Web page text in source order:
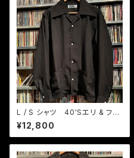
L / S シャツ 40'Sエリ & フロ
ント2ポケット
¥12,800